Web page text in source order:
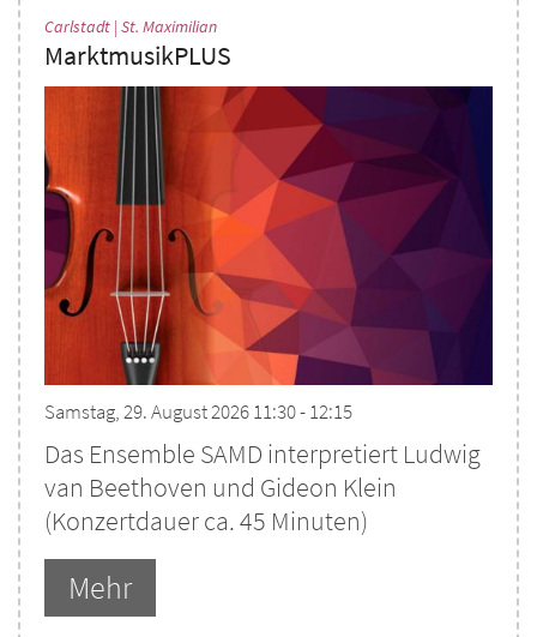
Carlstadt | St. Maximilian:
MarktmusikPLUS
Samstag, 29. August 2026 11:30 - 12:15
Das Ensemble SAMD interpretiert Ludwig
van Beethoven und Gideon Klein
(Konzertdauer ca. 45 Minuten)
Mehr